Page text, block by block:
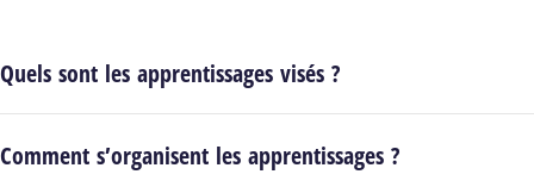
Quels sont les apprentissages visés ?
Comment s’organisent les apprentissages ?